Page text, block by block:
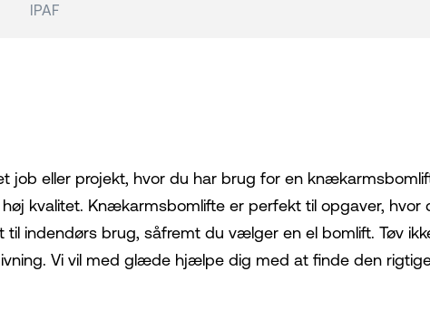
IPAF
job eller projekt, hvor du har brug for en
høj kvalitet. Knækarmsbomlifte er perfekt til opgaver,
til indendørs brug, såfremt du vælger en el bomlift. Tøv
Vi vil med glæde hjælpe dig med at finde den